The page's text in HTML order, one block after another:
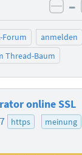
–
Forum
anmelden
Thread-Baum
online SSL
https meinung